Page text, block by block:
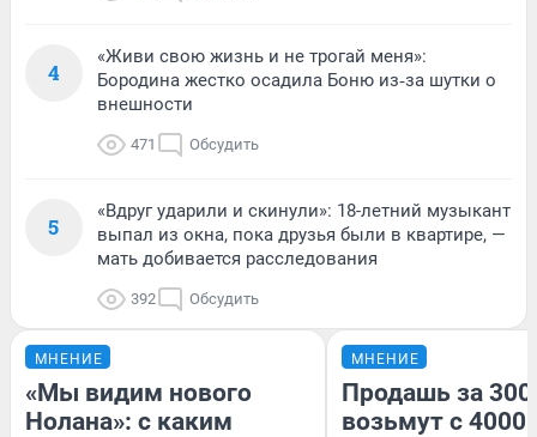
4
«Живи свою жизнь и не трогай меня»:
Бородина жестко осадила Боню из‑за шутки о
внешности
471 Обсудить
5
«Вдруг ударили и скинули»: 18-летний музыкант
выпал из окна, пока друзья были в квартире, —
мать добивается расследования
392 Обсудить
МНЕНИЕ
«Мы видим нового
Нолана»: с каким
МНЕНИЕ
Продашь за
возьмут с